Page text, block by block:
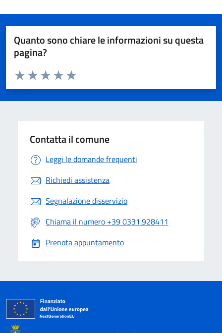
Quanto sono chiare le informazioni su questa
pagina?
Valuta da 1 a 5 stelle la pagina
Valuta 5 stelle su 5
Valuta 4 stelle su 5
Valuta 3 stelle su 5
Valuta 2 stelle su 5
Valuta 1 stelle su 5
Contatta il comune
Leggi le domande frequenti
Richiedi assistenza
Segnalazione disservizio
Chiama il numero +39 0331.928411
Prenota appuntamento